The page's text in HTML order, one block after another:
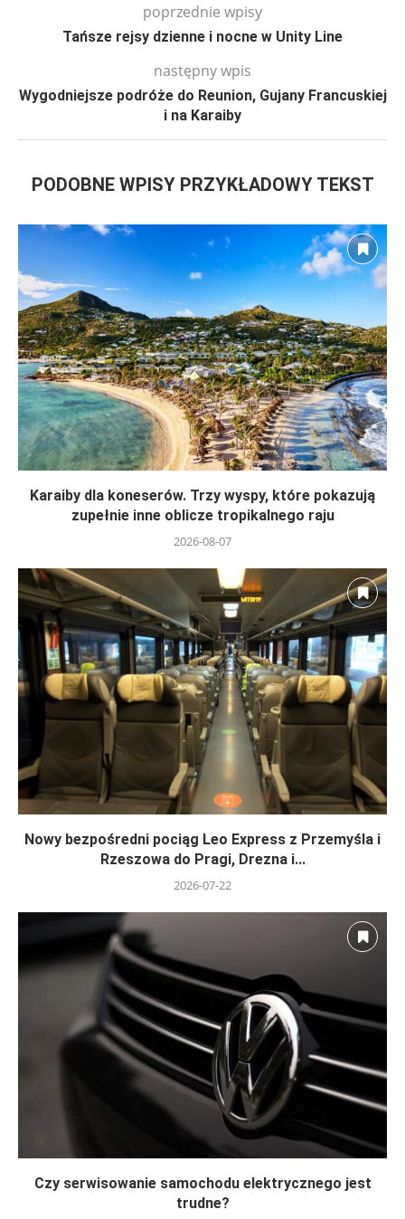
poprzednie wpisy
Tańsze rejsy dzienne i nocne w Unity Line
następny wpis
Wygodniejsze podróże do Reunion, Gujany Francuskiej
i na Karaiby
PODOBNE WPISY PRZYKŁADOWY TEKST
Karaiby dla koneserów. Trzy wyspy, które pokazują
zupełnie inne oblicze tropikalnego raju
2026-08-07
Nowy bezpośredni pociąg Leo Express z Przemyśla i
Rzeszowa do Pragi, Drezna i...
2026-07-22
Czy serwisowanie samochodu elektrycznego jest
trudne?